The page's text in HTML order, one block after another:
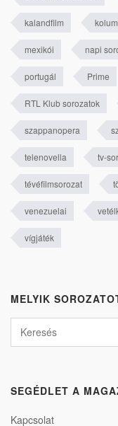
kalandfilm
mexikói napi
portugál Prime
RTL Klub sorozatok
szappanopera
telenovella tv-
tévéfilmsorozat
venezuelai
vígjáték
MELYIK
SEGÉDLET A
Kapcsolat